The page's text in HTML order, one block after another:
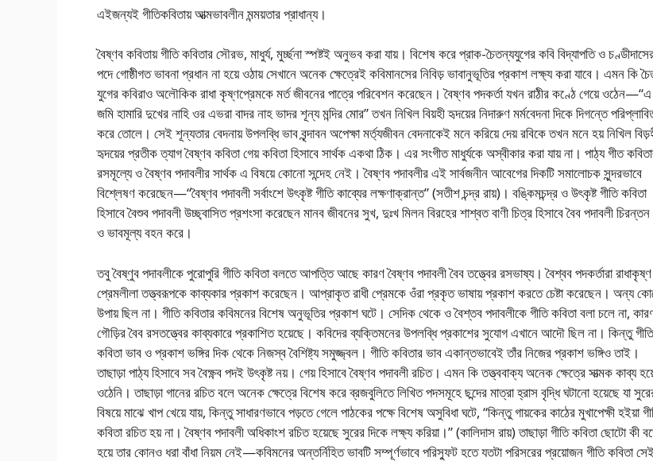
এইজন্যই গীতিকবিতায় আত্মভাবলীন মন্ময়তার প্রাধান্য।
বৈষ্ণব কবিতায় গীতি কবিতার সৌরভ, মাধুর্য, মুৰ্চ্ছনা স্পষ্টই অনুভব করা যায়। বিশেষ করে প্রাক-চৈতন্যযুগের কবি বিদ্যাপতি ও
পদে গোষ্ঠীগত ভাবনা প্রধান না হয়ে ওঠায় সেখানে অনেক ক্ষেত্রেই কবিমানসের নিবিড় ভাবানুভূতির প্রকাশ লক্ষ্য করা যাবে। এমন কি
যুগের কবিরাও অলৌকিক রাধা কৃষ্ণপ্রেমকে মর্ত জীবনের পাত্রে পরিবেশন করেছেন। বৈষ্ণব পদকর্তা যখন রাঠীর কণ্ঠে গেয়ে ওঠেন—“এ
জমি হামারি দুখের নাহি ওর এভরা বাদর নাহ ভাদর শূন্য মন্দির মোর” তখন নিখিল বিয়হী হৃদয়ের নিদারুণ মর্মবেদনা দিকে দিগন্তে
করে তোলে। সেই শূন্যতার বেদনায় উপলব্ধি ভাব বৃন্দাবন অপেক্ষা মর্ত্যজীবন বেদনাকেই মনে করিয়ে দেয় রবিকে তখন মনে হয় নিখিল
হৃদয়ের প্রতীক ত্যাগ বৈষ্ণব কবিতা গেয় কবিতা হিসাবে সার্থক একথা ঠিক। এর সংগীত মাধুর্যকে অস্বীকার করা যায় না। পাঠ্য গীত
রসমূল্যে ও বৈষ্ণব পদাবলীর সার্থক এ বিষয়ে কোনো সন্দেহ নেই। বৈষ্ণব পদাবলীর এই সার্বজনীন আবেগের দিকটি সমালোচক সুন্দরভাবে
বিশ্লেষণ করেছেন—“বৈষ্ণব পদাবলী সর্বাংশে উৎকৃষ্ট গীতি কাব্যের লক্ষণাক্রান্ত” (সতীশ চন্দ্র রায়)। বঙ্কিমচন্দ্র ও উৎকৃষ্ট গীতি কবিতা
হিসাবে বৈশুব পদাবলী উচ্ছ্বাসিত প্রশংসা করেছেন মানব জীবনের সুখ, দুঃখ মিলন বিরহের শাশ্বত বাণী চিত্র হিসাবে বৈব পদাবলী
ও ভাবমূল্য বহন করে।
তবু বৈষ্ণুব পদাবলীকে পুরোপুরি গীতি কবিতা বলতে আপত্তি আছে কারণ বৈষ্ণব পদাবলী বৈব তত্ত্বের রসভাষ্য। বৈশ্বব পদকর্তারা রাধাকৃষ্ণ
প্রেমলীলা তত্ত্বরূপকে কাব্যকার প্রকাশ করেছেন। আপ্রাকৃত রাধী প্রেমকে ওঁরা প্রকৃত ভাষায় প্রকাশ করতে চেষ্টা করেছেন। অন্য
উপায় ছিল না। গীতি কবিতার কবিমনের বিশেষ অনুভূতির প্রকাশ ঘটে। সেদিক থেকে ও বৈশ্তব পদাবলীকে গীতি কবিতা বলা চলে না,
গৌড়ির বৈব রসতত্ত্বের কাব্যকারে প্রকাশিত হয়েছে। কবিদের ব্যক্তিমনের উপলব্ধি প্রকাশের সুযোগ এখানে আদৌ ছিল না। কিন্তু গীতি
কবিতা ভাব ও প্রকাশ ভঙ্গির দিক থেকে নিজস্ব বৈশিষ্ট্য সমুজ্জ্বল। গীতি কবিতার ভাব একান্তভাবেই তাঁর নিজের প্রকাশ ভঙ্গিও তাই।
তাছাড়া পাঠ্য হিসাবে সব বৈক্ষ্ণব পদই উৎকৃষ্ট নয়। গেয় হিসাবে বৈষ্ণব পদাবলী রচিত। এমন কি তত্ত্ববাক্য অনেক ক্ষেত্রে সাত্মক কাব্য
ওঠেনি। তাছাড়া গানের রচিত বলে অনেক ক্ষেত্রে বিশেষ করে ব্রজবুলিতে লিখিত পদসমূহে ছন্দের মাত্রা হ্রাস বৃদ্ধি ঘটানো হয়েছে যা
বিষয়ে মাঝে খাপ খেয়ে যায়, কিন্তু সাধারণভাবে পড়তে গেলে পাঠকের পক্ষে বিশেষ অসুবিধা ঘটে, “কিন্তু গায়কের কাঠের মুখাপেক্ষী হইয়া
কবিতা রচিত হয় না। বৈষ্ণব পদাবলী অধিকাংশ রচিত হয়েছে সুরের দিকে লক্ষ্য করিয়া।” (কালিদাস রায়) তাছাড়া গীতি কবিতা ছোটো কী
হয়ে তার কোনও ধরা বাঁধা নিয়ম নেই—কবিমনের অন্তর্নিহিত ভাবটি সম্পূর্ণভাবে পরিস্ফুট হতে যতটা পরিসরের প্রয়োজন গীতি কবিতা